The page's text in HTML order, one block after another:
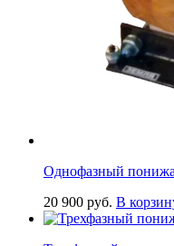
Однофазный
20 900 руб. В